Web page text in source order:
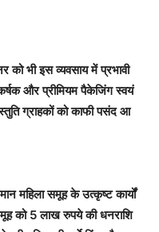
भी इस व्यवसाय में प्रभावी
और प्रीमियम पैकेजिंग स्वयं
ग्राहकों को काफी पसंद आ
महिला समूह के उत्कृष्ट कार्यों
को 5 लाख रुपये की धनराशि